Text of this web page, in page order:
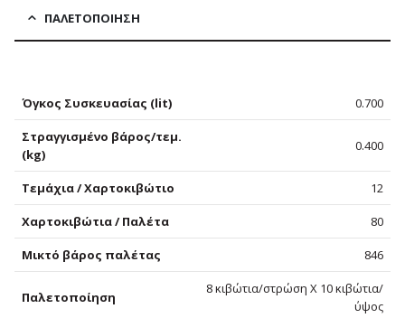
ΠΑΛΕΤΟΠΟΊΗΣΗ
Όγκος Συσκευασίας (lit) 0.700
Στραγγισμένο βάρος/τεμ.
(kg)
0.400
Τεμάχια / Χαρτοκιβώτιο 12
Χαρτοκιβώτια / Παλέτα 80
Μικτό βάρος παλέτας 846
Παλετοποίηση
8 κιβώτια/στρώση Χ 10 κιβώτια/
ύψος